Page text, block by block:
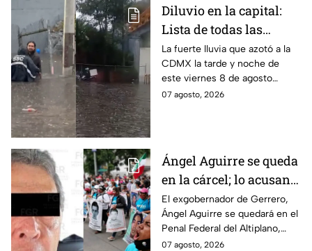
Diluvio en la capital:
Lista de todas las
inundaciones en CDMX
HOY viernes 7 de
agosto
La fuerte lluvia que azotó a la
CDMX la tarde y noche de
este viernes 8 de agosto
provocó inundaciones y otras
07 agosto, 2026
Ángel Aguirre se queda
en la cárcel; lo acusan
de destruir
información del caso
Ayotzinapa
El exgobernador de Gerrero,
Ángel Aguirre se quedará en el
Penal Federal del Altiplano,
luego de que fue detenido ayer
07 agosto, 2026